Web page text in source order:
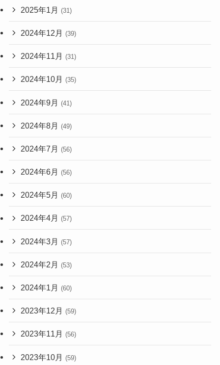
2025年1月 (31)
2024年12月 (39)
2024年11月 (31)
2024年10月 (35)
2024年9月 (41)
2024年8月 (49)
2024年7月 (56)
2024年6月 (56)
2024年5月 (60)
2024年4月 (57)
2024年3月 (57)
2024年2月 (53)
2024年1月 (60)
2023年12月 (59)
2023年11月 (56)
2023年10月 (59)